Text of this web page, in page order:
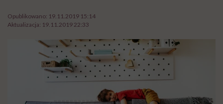
Opublikowano: 19.11.2019 15:14
Aktualizacja: 19.11.2019 22:33